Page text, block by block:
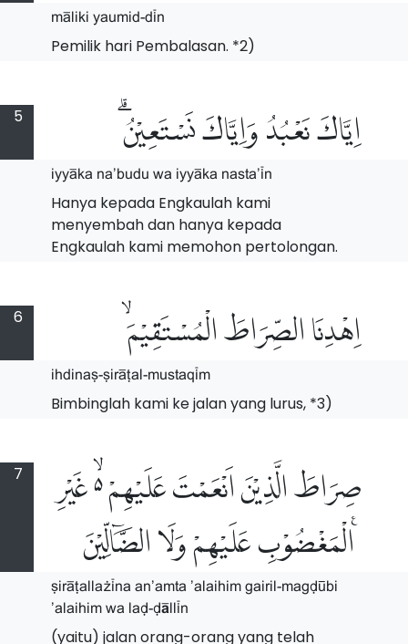
m$liki yaumid-d%n
Pemilik hari Pembalasan. *2)
5 اِيَّاكَ نَعْبُدُ وَاِيَّاكَ نَسْتَعِيْنُۗ
iyy$ka na'budu wa iyy$ka nasta'%n
Hanya kepada Engkaulah kami
menyembah dan hanya kepada
Engkaulah kami memohon pertolongan.
6 اِهْدِنَا الصِّرَاطَ الْمُسْتَقِيْمَۙ
ihdina#-#ir$Tal-mustaq%m
Bimbinglah kami ke jalan yang lurus, *3)
7
صِرَاطَ الَّذِيْنَ اَنْعَمْتَ عَلَيْهِمْ ەۙ غَيْرِ
#ir$Talla@%na an'amta 'alaihim Gairil-maGD^bi
'alaihim wa laD-D[ll%n
(yaitu) jalan orang-orang yang telah